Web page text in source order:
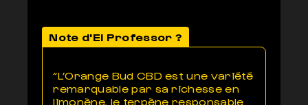
Note d'El Professor ?
“L’Orange Bud CBD est une variété
remarquable par sa richesse en
limonène, le terpène responsable